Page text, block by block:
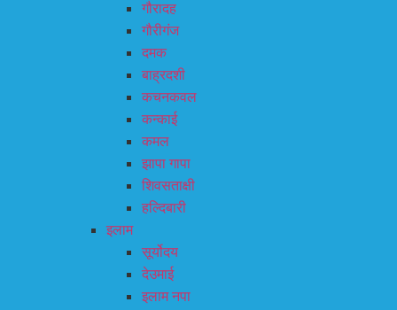
गौरादह
गौरीगंज
दमक
बाह्रदशी
कचनकवल
कन्काई
कमल
झापा गापा
शिवसताक्षी
हल्दिबारी
इलाम
सूर्योदय
देउमाई
इलाम नपा